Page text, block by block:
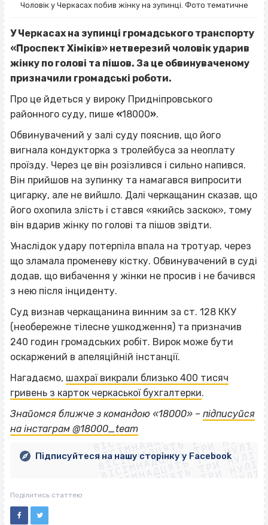
Чоловік у Черкасах побив жінку на зупинці. Фото тематичне
У Черкасах на зупинці громадського транспорту
«Проспект Хіміків» нетверезий чоловік ударив
жінку по голові та пішов. За це обвинуваченому
призначили громадські роботи.
Про це йдеться у вироку Придніпровського
районного суду, пише «18000».
Обвинувачений у залі суду пояснив, що його
вигнала кондукторка з тролейбуса за неоплату
проїзду. Через це він розізлився і сильно напився.
Він прийшов на зупинку та намагався випросити
цигарку, але не вийшло. Далі черкащанин сказав, що
його охопила злість і стався «якийсь заскок», тому
він вдарив жінку по голові та пішов звідти.
Унаслідок удару потерпіла впала на тротуар, через
що зламала променеву кістку. Обвинувачений в суді
додав, що вибачення у жінки не просив і не бачився
з нею після інциденту.
Суд визнав черкащанина винним за ст. 128 ККУ
(необережне тілесне ушкодження) та призначив
240 годин громадських робіт. Вирок може бути
оскаржений в апеляційній інстанції.
Нагадаємо, шахраї викрали близько 400 тисяч
гривень з карток черкаської бухгалтерки.
Знайомся ближче з командою «18000» – підписуйся
на інстаграм @18000_teamВІСІМНАДЦЯТЬ ТРИ НУЛІ
ВІСІМНАДЦЯТЬ ТРИ НУЛІ
ВІСІМНАДЦЯТЬ ТРИ НУЛІ
ВІСІМНАДЦЯТЬ ТРИ НУЛІ
ВІСІМНАДЦЯТЬ ТРИ НУЛІ
ВІСІМНАДЦЯТЬ ТРИ НУЛІ
ВІСІМНАДЦЯТЬ ТРИ НУЛІ
ВІСІМНАДЦЯТЬ ТРИ НУЛІ
Підписуйтеся на нашу сторінку у Facebook
Поділитись статтею